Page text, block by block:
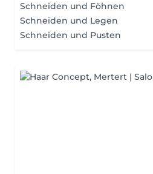
Schneiden und Föhnen
Schneiden und Legen
Schneiden und Pusten